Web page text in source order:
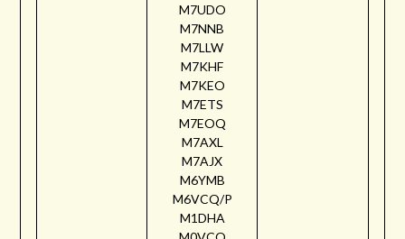
M7UDO
M7NNB
M7LLW
M7KHF
M7KEO
M7ETS
M7EOQ
M7AXL
M7AJX
M6YMB
M6VCQ/P
M1DHA